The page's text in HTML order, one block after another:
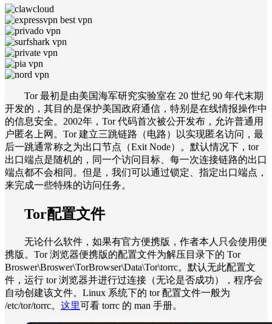
Tor 最初是由美国海军研究实验室在 20 世纪 90 年代末期
开发的，其目的是保护美国政府通信，特别是在线情报操作中
的信息安全。2002年，Tor 代码首次被公开发布，允许普通用
户匿名上网。Tor 建立三跳链路（电路）以实现匿名访问，最
后一跳通常称之为出口节点（Exit Node）。默认情况下，tor
出口端点是随机的，同一个访问目标、每一次连接链路的出口
端点都不会相同。但是，我们可以通过锁定、指定出口端点，
来完成一些特殊的访问任务。
Tor配置文件
无论什么软件，如果有官方便携版，作者本人只会使用便
携版。Tor 浏览器便携版的配置文件为解压目录下的 Tor
Broswer\Broswer\TorBrowser\Data\Tor\torrc。默认无此配置文
件，运行 tor 浏览器并进行过连接（无论是否成功），程序会
自动创建该文件。Linux 系统下的 tor 配置文件一般为
/etc/tor/torrc。 这里可看 torrc 的 man 手册。